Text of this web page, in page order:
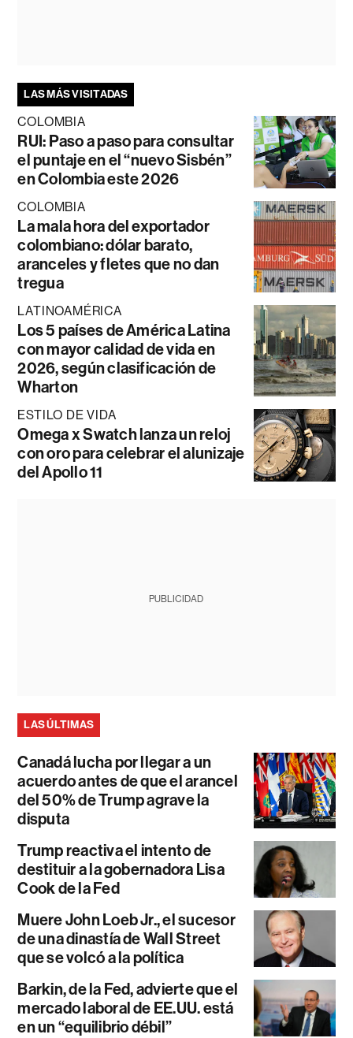
LAS MÁS VISITADAS
COLOMBIA
RUI: Paso a paso para consultar
el puntaje en el “nuevo Sisbén”
en Colombia este 2026
COLOMBIA
La mala hora del exportador
colombiano: dólar barato,
aranceles y fletes que no dan
tregua
LATINOAMÉRICA
Los 5 países de América Latina
con mayor calidad de vida en
2026, según clasificación de
Wharton
ESTILO DE VIDA
Omega x Swatch lanza un reloj
con oro para celebrar el alunizaje
del Apollo 11
PUBLICIDAD
LAS ÚLTIMAS
Canadá lucha por llegar a un
acuerdo antes de que el arancel
del 50% de Trump agrave la
disputa
Trump reactiva el intento de
destituir a la gobernadora Lisa
Cook de la Fed
Muere John Loeb Jr., el sucesor
de una dinastía de Wall Street
que se volcó a la política
Barkin, de la Fed, advierte que el
mercado laboral de EE.UU. está
en un “equilibrio débil”